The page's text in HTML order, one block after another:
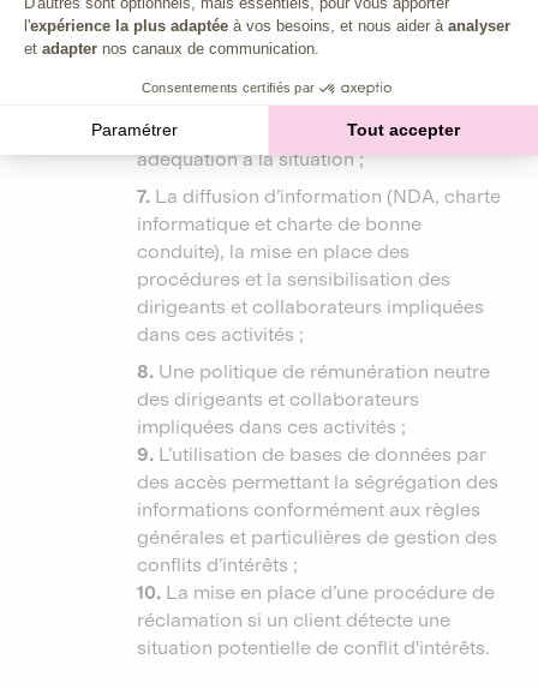
conflit d’intérêts détectés et à chaque fois
les mesures prises ;
Dans le processus interne, un suivi
particulier des conflit d’intérêts et
mesures prises pour s’assurer de leur
adéquation à la situation ;
7. La diffusion d’information (NDA, charte
informatique et charte de bonne
conduite), la mise en place des
procédures et la sensibilisation des
dirigeants et collaborateurs impliquées
dans ces activités ;
8. Une politique de rémunération neutre
des dirigeants et collaborateurs
impliquées dans ces activités ;
9. L’utilisation de bases de données par
des accès permettant la ségrégation des
informations conformément aux règles
générales et particulières de gestion des
conflits d’intérêts ;
10. La mise en place d’une procédure de
réclamation si un client détecte une
situation potentielle de conflit d'intérêts.
l'expérience la plus adaptée à vos besoins, et nous aider à analyser
et adapter nos canaux de communication.
Consentements certifiés par
Paramétrer Tout accepter